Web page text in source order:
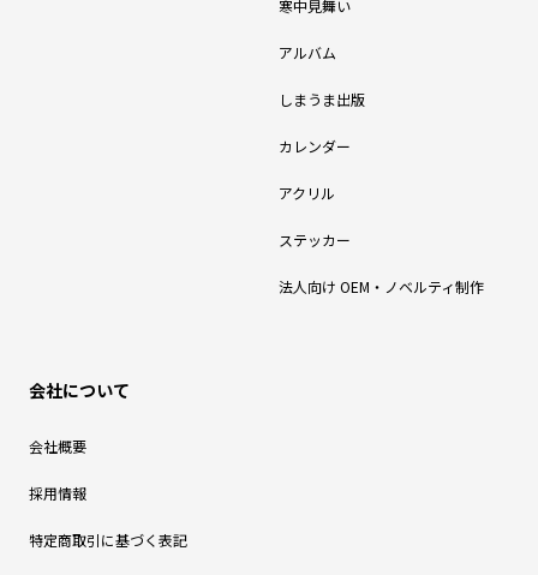
寒中見舞い
アルバム
しまうま出版
カレンダー
アクリル
ステッカー
法人向け OEM・ノベルティ制作
会社について
会社概要
採用情報
特定商取引に基づく表記